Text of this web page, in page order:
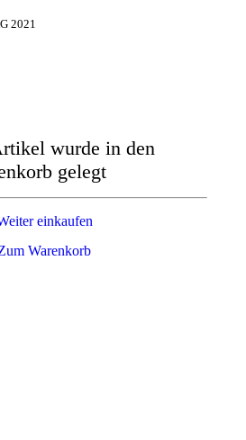
2021
wurde in den
gelegt
Warenkorb
einkaufen